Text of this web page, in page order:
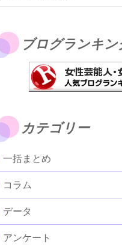
ブログランキン
カテゴリー
一括まとめ
コラム
データ
アンケート